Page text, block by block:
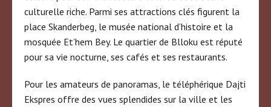
culturelle riche. Parmi ses attractions clés figurent la
place Skanderbeg, le musée national d’histoire et la
mosquée Et’hem Bey. Le quartier de Blloku est réputé
pour sa vie nocturne, ses cafés et ses restaurants.
Pour les amateurs de panoramas, le téléphérique Dajti
Ekspres offre des vues splendides sur la ville et les